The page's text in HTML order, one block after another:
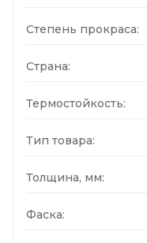
Степень прокраса:
Страна:
Термостойкость:
Тип товара:
Толщина, мм:
Фаска: